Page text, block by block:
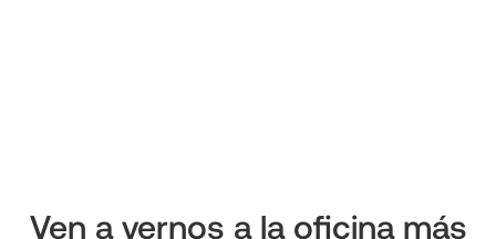
Ven a vernos a la oficina más